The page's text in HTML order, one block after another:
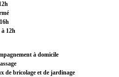
12h
à domicile
de bricolage et de jardinage